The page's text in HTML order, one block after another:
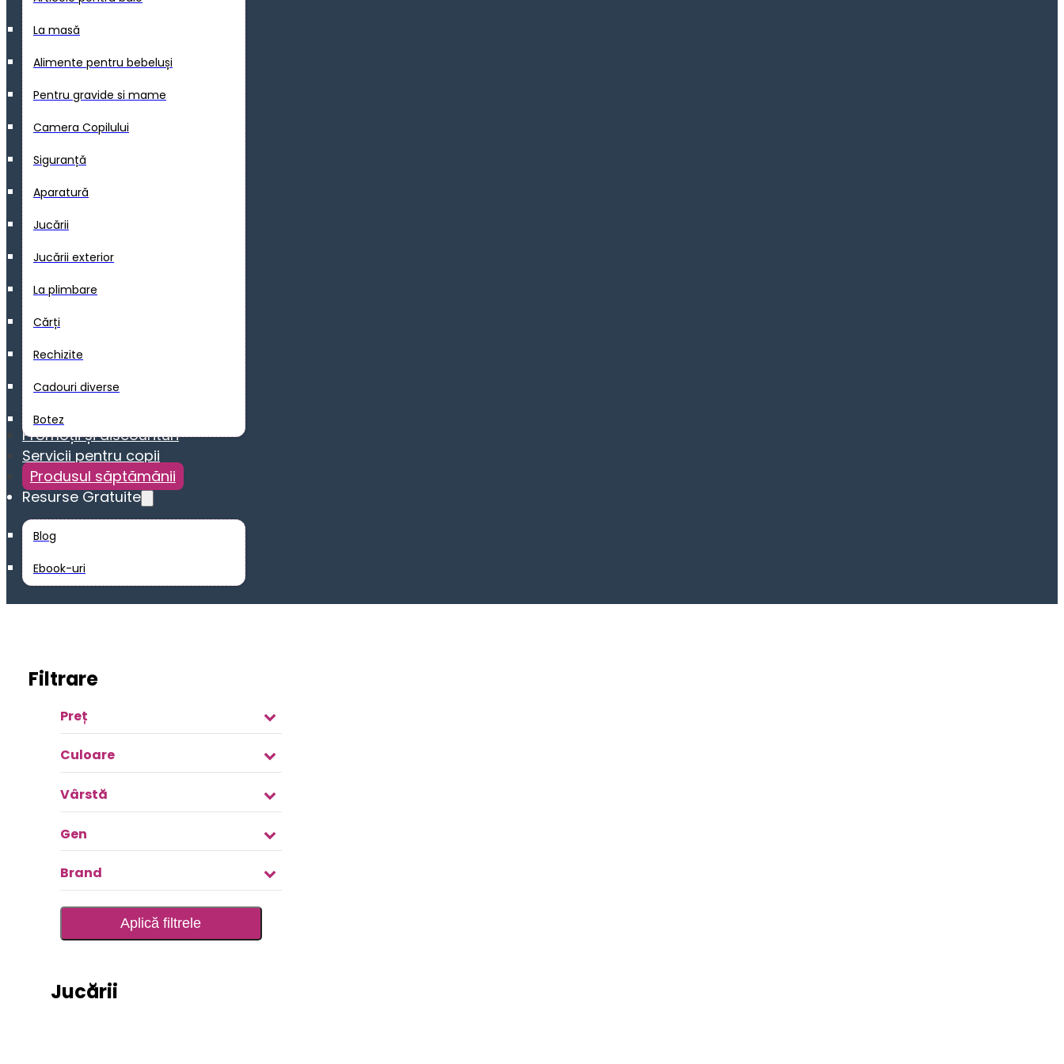
La masă
Alimente pentru bebeluși
Pentru gravide si mame
Camera Copilului
Siguranță
Aparatură
Jucării
Jucării exterior
La plimbare
Cărți
Rechizite
Cadouri diverse
Botez
Promoții și discounturi
Servicii pentru copii
Produsul săptămănii
Resurse Gratuite
Blog
Ebook-uri
Filtrare
Preț
Culoare
Vârstă
Gen
Brand
Aplică filtrele
Jucării